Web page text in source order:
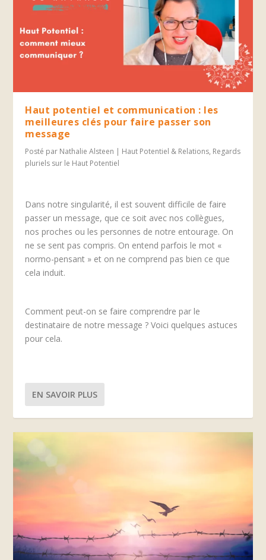
Haut potentiel et communication : les
meilleures clés pour faire passer son
message
Posté par Nathalie Alsteen | Haut Potentiel & Relations, Regards
pluriels sur le Haut Potentiel
Dans notre singularité, il est souvent difficile de faire
passer un message, que ce soit avec nos collègues,
nos proches ou les personnes de notre entourage. On
ne se sent pas compris. On entend parfois le mot «
normo-pensant » et on ne comprend pas bien ce que
cela induit.
Comment peut-on se faire comprendre par le
destinataire de notre message ? Voici quelques astuces
pour cela.
EN SAVOIR PLUS